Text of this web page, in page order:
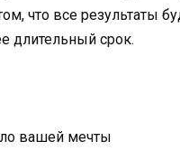
что все результаты
длительный срок.